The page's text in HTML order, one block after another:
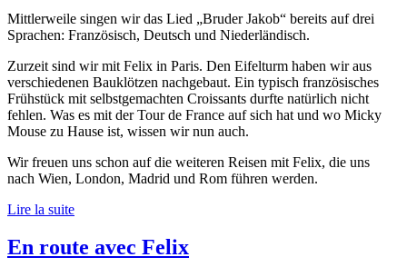
Mittlerweile singen wir das Lied „Bruder Jakob“ bereits auf drei
Sprachen: Französisch, Deutsch und Niederländisch.
Zurzeit sind wir mit Felix in Paris. Den Eifelturm haben wir aus
verschiedenen Bauklötzen nachgebaut. Ein typisch französisches
Frühstück mit selbstgemachten Croissants durfte natürlich nicht
fehlen. Was es mit der Tour de France auf sich hat und wo Micky
Mouse zu Hause ist, wissen wir nun auch.
Wir freuen uns schon auf die weiteren Reisen mit Felix, die uns
nach Wien, London, Madrid und Rom führen werden.
Lire la suite
En route avec Felix